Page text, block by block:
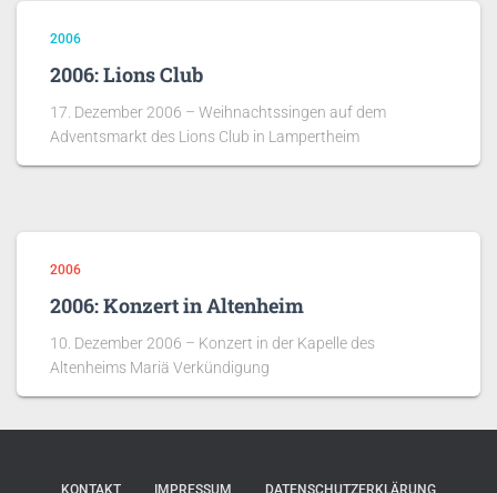
2006
2006: Lions Club
17. Dezember 2006 – Weihnachtssingen auf dem
Adventsmarkt des Lions Club in Lampertheim
2006
2006: Konzert in Altenheim
10. Dezember 2006 – Konzert in der Kapelle des
Altenheims Mariä Verkündigung
KONTAKT IMPRESSUM DATENSCHUTZERKLÄRUNG